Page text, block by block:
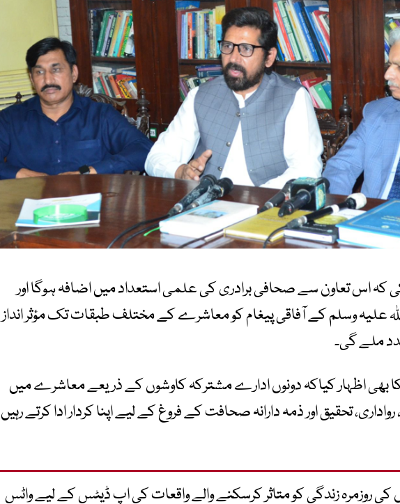
کہ اس تعاون سے صحافی برادری کی علمی استعداد میں اضافہ ہوگا اور
علیہ وسلم کے آفاقی پیغام کو معاشرے کے مختلف طبقات تک مؤثر انداز
ملے گی۔
بھی اظہار کیاکہ دونوں ادارے مشترکہ کاوشوں کے ذریعے معاشرے میں
تحقیق اور ذمہ دارانہ صحافت کے فروغ کے لیے اپنا کردار ادا کرتے رہیں
کی روزمرہ زندگی کو متاثر کرسکنے والے واقعات کی اپ ڈیٹس کے لیے واٹس